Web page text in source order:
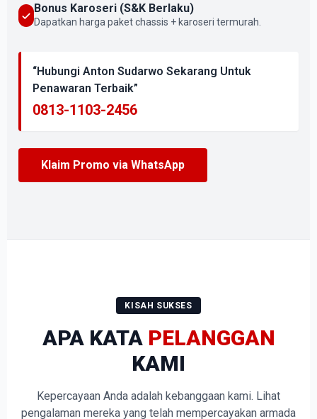
Bonus Karoseri (S&K Berlaku)
Dapatkan harga paket chassis + karoseri termurah.
“Hubungi Anton Sudarwo Sekarang Untuk
Penawaran Terbaik”
0813-1103-2456
Klaim Promo via WhatsApp
KISAH SUKSES
APA KATA PELANGGAN
KAMI
Kepercayaan Anda adalah kebanggaan kami. Lihat
pengalaman mereka yang telah mempercayakan armada